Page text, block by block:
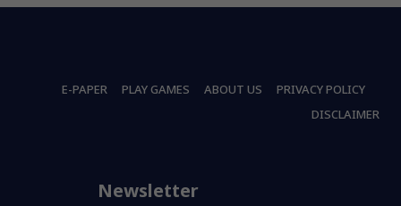
E-PAPER PLAY GAMES ABOUT US
PRIVACY POLICY
DISCLAIMER
Newsletter